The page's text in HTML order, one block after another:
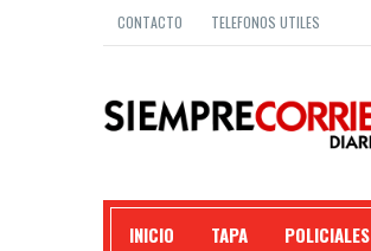
CONTACTO TELEFONOS UTILES
INICIO TAPA POLICIALES